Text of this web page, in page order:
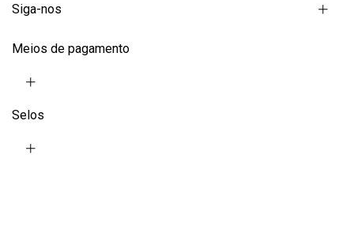
Siga-nos
Meios de pagamento
Selos